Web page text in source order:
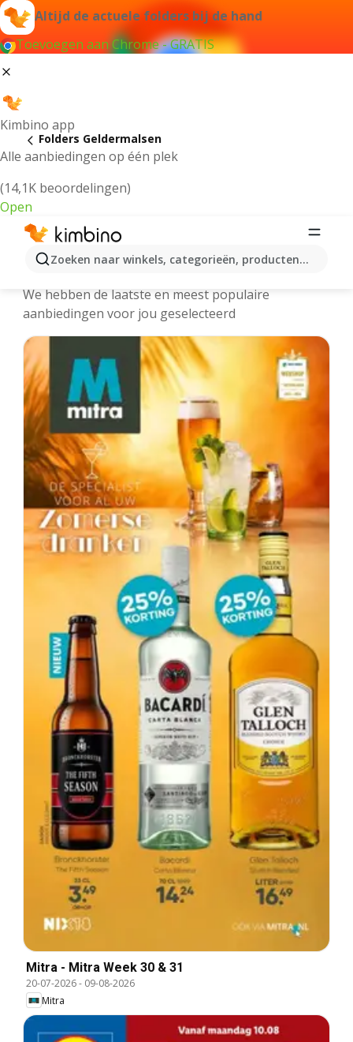
Altijd de actuele folders bij de hand
Toevoegen aan Chrome - GRATIS
Kimbino app
Alle aanbiedingen op één plek
(14,1K beoordelingen)
Open
Zoeken naar winkels, categorieën, producten...
Folders Geldermalsen
Geldermalsen - Meest recente
We hebben de laatste en meest populaire
aanbiedingen voor jou geselecteerd
Mitra - Mitra Week 30 & 31
20-07-2026- 09-08-2026
Mitra